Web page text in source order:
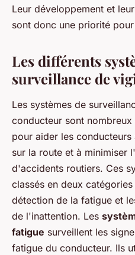
Leur développement et
sont donc une priorité
Les différents
surveillance de
Les systèmes de
conducteur sont
pour aider les
sur la route et à minimiser
d'accidents routiers. Ces
classés en deux
détection de la fatigue et
de l'inattention. Les
fatigue surveillent les
fatigue du conducteur. Ils